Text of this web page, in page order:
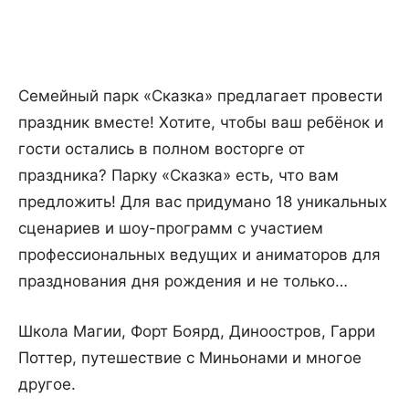
Семейный парк «Сказка» предлагает провести
праздник вместе! Хотите, чтобы ваш ребёнок и
гости остались в полном восторге от
праздника? Парку «Сказка» есть, что вам
предложить! Для вас придумано 18 уникальных
сценариев и шоу-программ с участием
профессиональных ведущих и аниматоров для
празднования дня рождения и не только…
Школа Магии, Форт Боярд, Диноостров, Гарри
Поттер, путешествие с Миньонами и многое
другое.